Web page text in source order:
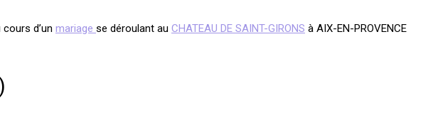
d’un mariage se déroulant au CHATEAU DE SAINT-GIRONS à AIX-EN-PROVENCE